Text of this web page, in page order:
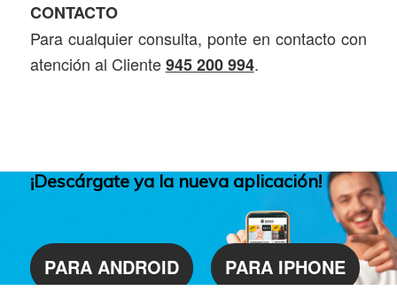
CONTACTO
Para cualquier consulta, ponte en contacto con
atención al Cliente945 200 994.
¡Descárgate ya la nueva aplicación!
PARA ANDROID PARA IPHONE